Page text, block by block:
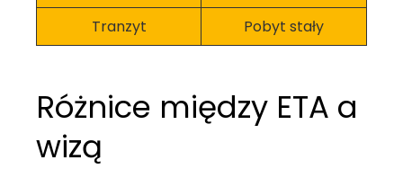
Tranzyt
Pobyt stały
Różnice między ETA a
wizą